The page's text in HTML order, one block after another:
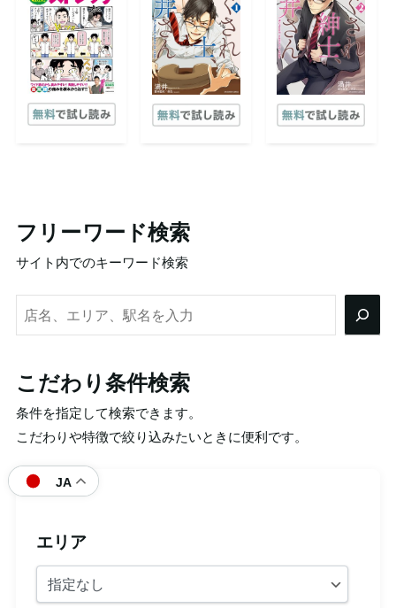
フリーワード検索
サイト内でのキーワード検索
検
索
こだわり条件検索
条件を指定して検索できます。
こだわりや特徴で絞り込みたいときに便利です。
エリア
JA